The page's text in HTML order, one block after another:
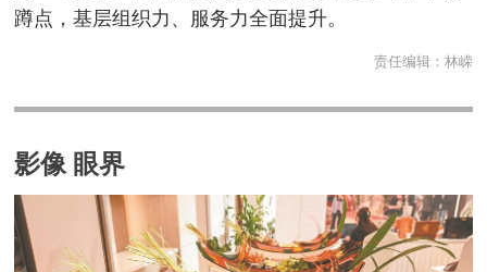
蹲点，基层组织力、服务力全面提升。
责任编辑： 林嵘
影像 眼界